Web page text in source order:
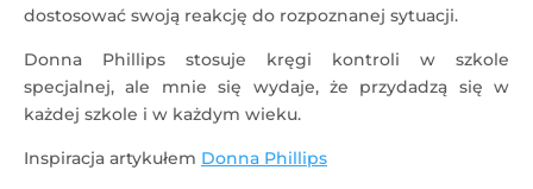
dostosować swoją reakcję do rozpoznanej sytuacji.
Donna Phillips stosuje kręgi kontroli w szkole
specjalnej, ale mnie się wydaje, że przydadzą się w
każdej szkole i w każdym wieku.
Inspiracja artykułem Donna Phillips